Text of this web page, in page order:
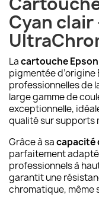
Cyan clair
Lacartouche
pigmentée
professionnelles de
large gamme de
exceptionnelle,
qualité sur supports
Grâce à sacapacité
parfaitement
professionnels à
garantit une
chromatique, même